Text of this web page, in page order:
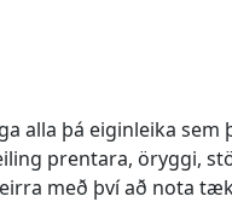
alla þá eiginleika
prentara, öryggi,
með því að nota